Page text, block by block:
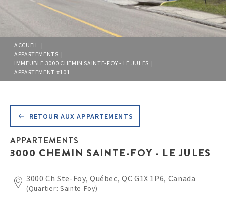
ACCUEIL |
APPARTEMENTS |
IMMEUBLE 3000 CHEMIN SAINTE-FOY - LE JULES |
APPARTEMENT #101
APPARTEMENTS
3000 CHEMIN SAINTE-FOY - LE JULES
RETOUR AUX APPARTEMENTS
3000 Ch Ste-Foy, Québec, QC G1X 1P6, Canada
(Quartier: Sainte-Foy)